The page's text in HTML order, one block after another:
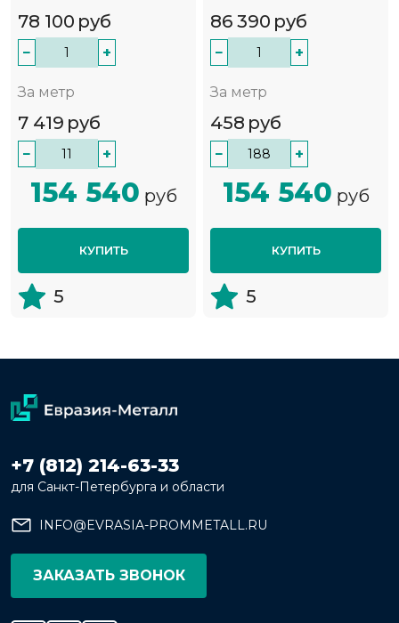
78 100 руб
− +
За метр
7 419 руб
− +
154 540 руб
КУПИТЬ
5
86 390 руб
− +
За метр
458 руб
− +
154 540 руб
КУПИТЬ
5
+7 (812) 214-63-33
для Санкт-Петербурга и области
INFO@EVRASIA-PROMMETALL.RU
ЗАКАЗАТЬ ЗВОНОК